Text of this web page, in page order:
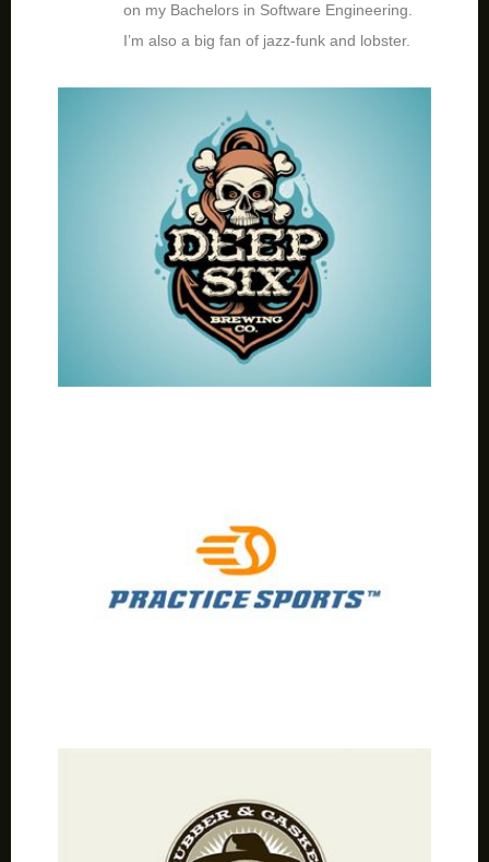
on my Bachelors in Software Engineering.
I’m also a big fan of jazz-funk and lobster.